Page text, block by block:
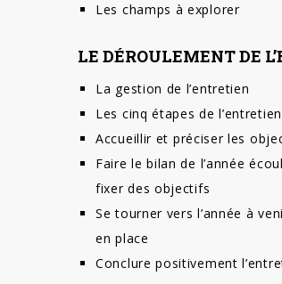
Les champs à explorer
LE DÉROULEMENT DE
La gestion de l’entretien
Les cinq étapes de l’entretien
Accueillir et préciser les
Faire le bilan de l’année
fixer des objectifs
Se tourner vers l’année à
en place
Conclure positivement